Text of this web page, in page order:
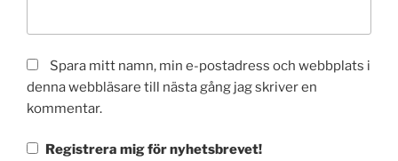
Spara mitt namn, min e-postadress och webbplats i
denna webbläsare till nästa gång jag skriver en
kommentar.
Registrera mig för nyhetsbrevet!